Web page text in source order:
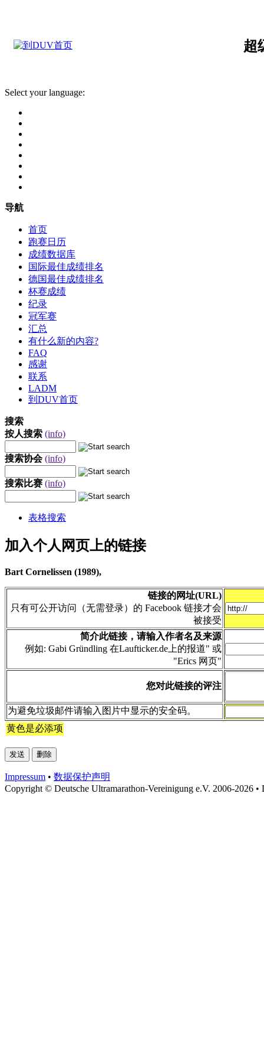
超
Select your language:
导航
首页
跑赛日历
成绩数据库
国际最佳成绩排名
德国最佳成绩排名
杯赛成绩
纪录
冠军赛
汇总
有什么新的内容?
FAQ
感谢
联系
LADM
到DUV首页
搜索
按人搜索 (info)
搜索协会 (info)
搜索比赛 (info)
表格搜索
加入个人网页上的链接
Bart Cornelissen (1989),
链接的网址(URL)
只有可公开访问（无需登录）的 Facebook 链接才会
被接受
简介此链接，请输入作者名及来源
例如: Gabi Gründling 在Laufticker.de上的报道" 或
"Erics 网页"
您对此链接的评注
为避免垃圾邮件请输入图片中显示的安全码。
黄色是必添项
Impressum • 数据​保护​声明
Copyright © Deutsche Ultramarathon-Vereinigung e.V. 2006-2026 •